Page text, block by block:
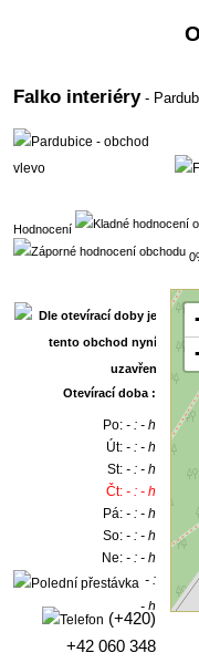
Falko interiéry-
Hodnocení
Otevírací doba :
Po:- : - h
Út:- : - h
St:- : - h
Čt:- : - h
Pá:- : - h
So:- : - h
Ne:- : - h
- :
- h
(+420)
+42 060 348